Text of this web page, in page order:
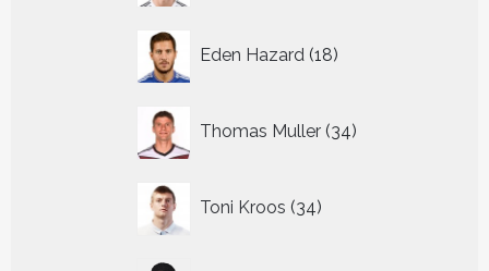
Eden Hazard 18
producten
Thomas Muller 34
producten
Toni Kroos 34
producten